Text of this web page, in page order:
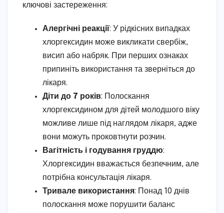
ключові застереження:
Алергічні реакції: У рідкісних випадках
хлоргексидин може викликати свербіж,
висип або набряк. При перших ознаках
припиніть використання та зверніться до
лікаря.
Діти до 7 років: Полоскання
хлоргексидином для дітей молодшого віку
можливе лише під наглядом лікаря, адже
вони можуть проковтнути розчин.
Вагітність і годування груддю:
Хлоргексидин вважається безпечним, але
потрібна консультація лікаря.
Тривале використання: Понад 10 днів
полоскання може порушити баланс